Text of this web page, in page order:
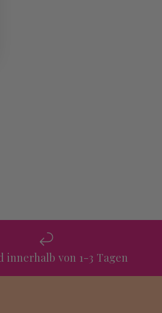
innerhalb von 1-3 Tagen